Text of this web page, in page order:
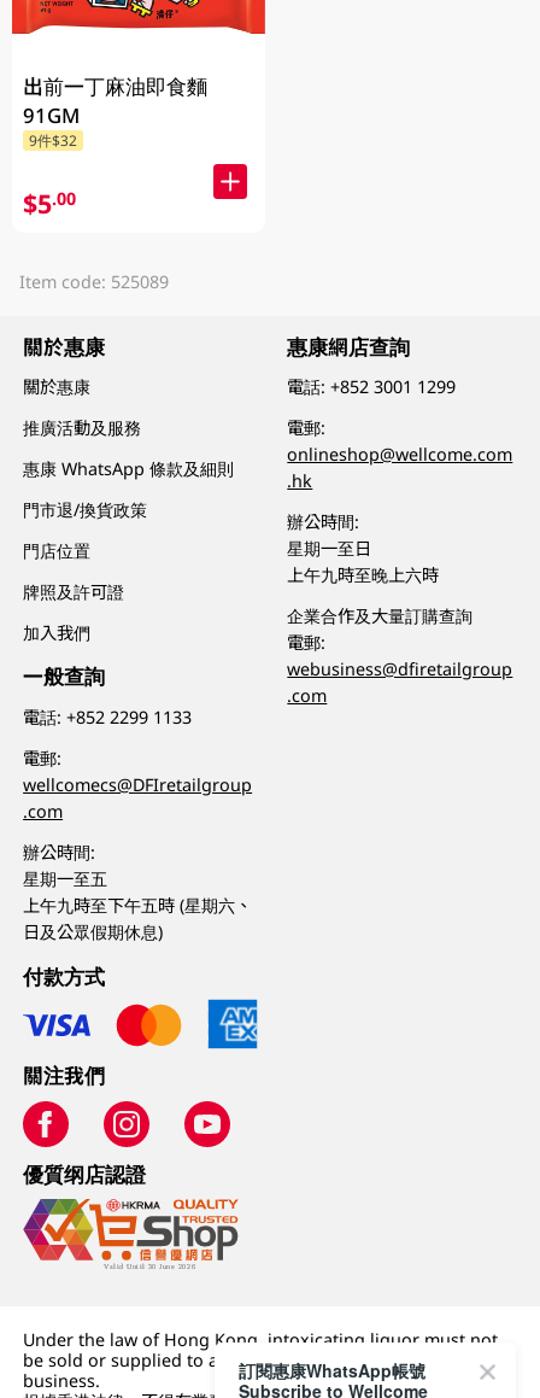
出前一丁麻油即食麵
91GM
9件$32
$5.00
Item code: 525089
關於惠康
關於惠康
推廣活動及服務
惠康 WhatsApp 條款及細則
門市退/換貨政策
門店位置
牌照及許可證
加入我們
一般查詢
電話:+852 2299 1133
電郵:
wellcomecs@DFIretailgroup
.com
辦公時間:
星期一至五
上午九時至下午五時 (星期六、
日及公眾假期休息)
惠康網店查詢
電話:+852 3001 1299
電郵:
onlineshop@wellcome.com
.hk
辦公時間:
星期一至日
上午九時至晚上六時
企業合作及大量訂購查詢
電郵:
webusiness@dfiretailgroup
.com
付款方式
關注我們
優質纲店認證
Under the law of Hong Kong, intoxicating liquor must not
be sold or supplied to a minor (under 18) in the course of
business.
訂閱惠康WhatsApp帳號
Subscribe to Wellcome